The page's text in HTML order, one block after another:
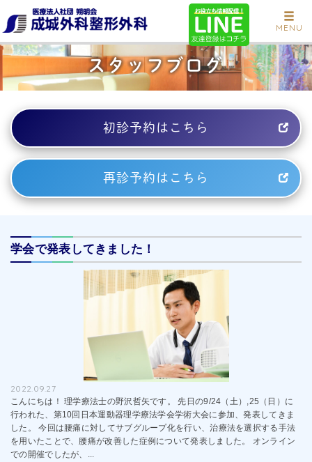
MENU
スタッフブログ
初診予約はこちら
再診予約はこちら
学会で発表してきました！
2022.09.27
こんにちは！ 理学療法士の野沢哲矢です。 先日の9/24（土）,25（日）に
行われた、第10回日本運動器理学療法学会学術大会に参加、発表してきま
した。 今回は腰痛に対してサブグループ化を行い、治療法を選択する手法
を用いたことで、腰痛が改善した症例について発表しました。 オンライン
での開催でしたが、...